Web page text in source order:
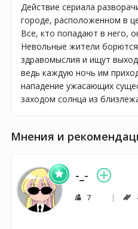
Действие сериала
городе, расположенном в
Все, кто попадают в него,
Невольные жители
здравомыслия и ищут
ведь каждую ночь им
нападение ужасающих
заходом солнца из
Мнения и
-_-
7